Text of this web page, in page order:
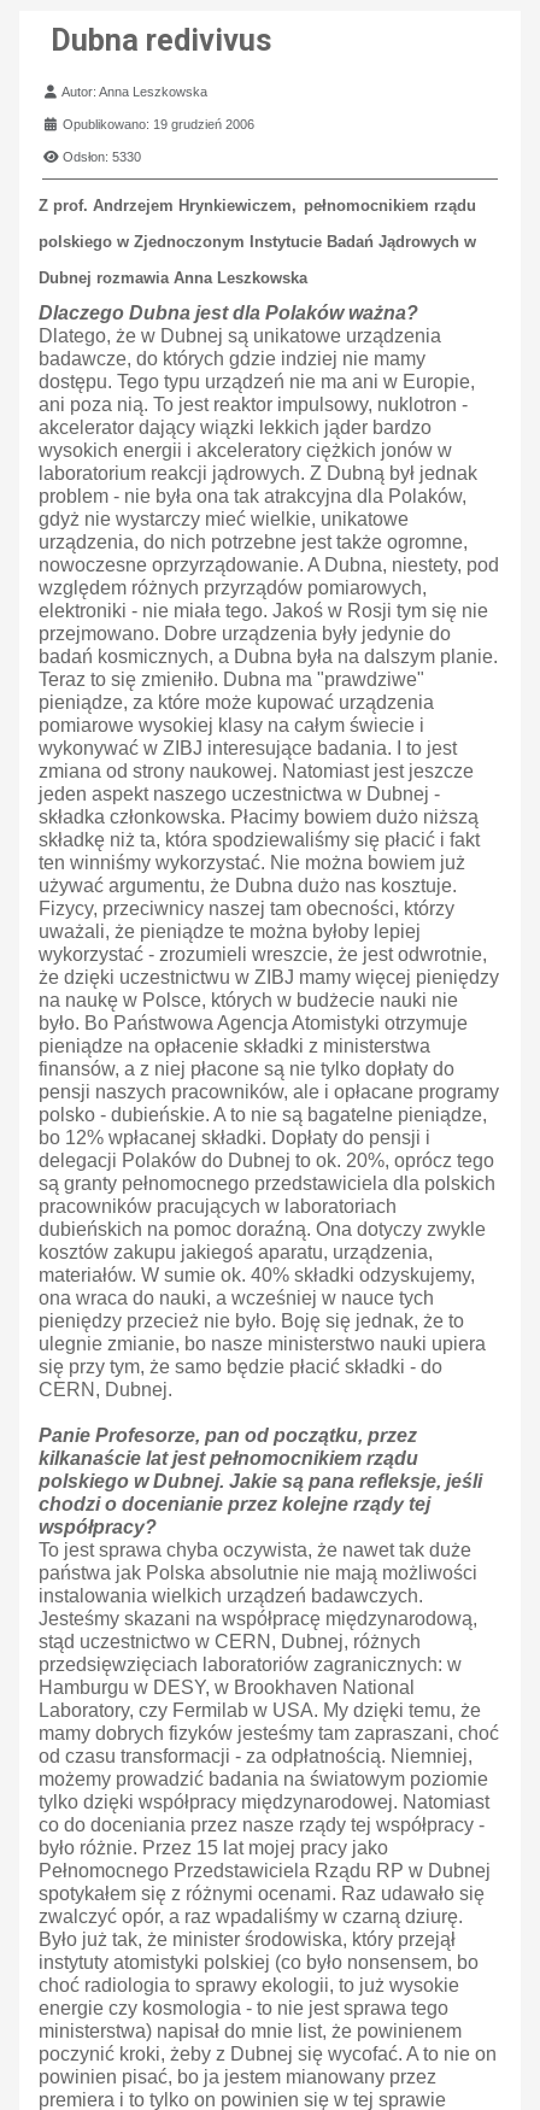
Dubna redivivus
Szczegóły
Autor:Anna Leszkowska
Opublikowano: 19 grudzień 2006
Odsłon: 5330
Z prof. Andrzejem Hrynkiewiczem, pełnomocnikiem rządu
polskiego w Zjednoczonym Instytucie Badań Jądrowych w
Dubnej rozmawia AnnaLeszkowska
Dlaczego Dubna jest dla Polaków ważna?
Dlatego, że w Dubnej są unikatowe urządzenia
badawcze, do których gdzie indziej nie mamy
dostępu. Tego typu urządzeń nie ma ani w Europie,
ani poza nią. To jest reaktor impulsowy, nuklotron -
akcelerator dający wiązki lekkich jąder bardzo
wysokich energii i akceleratory ciężkich jonów w
laboratorium reakcji jądrowych. Z Dubną był jednak
problem - nie była ona tak atrakcyjna dla Polaków,
gdyż nie wystarczy mieć wielkie, unikatowe
urządzenia, do nich potrzebne jest także ogromne,
nowoczesne oprzyrządowanie. A Dubna, niestety, pod
względem różnych przyrządów pomiarowych,
elektroniki - nie miała tego. Jakoś w Rosji tym się nie
przejmowano. Dobre urządzenia były jedynie do
badań kosmicznych, a Dubna była na dalszym planie.
Teraz to się zmieniło. Dubna ma "prawdziwe"
pieniądze, za które może kupować urządzenia
pomiarowe wysokiej klasy na całym świecie i
wykonywać w ZIBJ interesujące badania. I to jest
zmiana od strony naukowej. Natomiast jest jeszcze
jeden aspekt naszego uczestnictwa w Dubnej -
składka członkowska. Płacimy bowiem dużo niższą
składkę niż ta, która spodziewaliśmy się płacić i fakt
ten winniśmy wykorzystać. Nie można bowiem już
używać argumentu, że Dubna dużo nas kosztuje.
Fizycy, przeciwnicy naszej tam obecności, którzy
uważali, że pieniądze te można byłoby lepiej
wykorzystać - zrozumieli wreszcie, że jest odwrotnie,
że dzięki uczestnictwu w ZIBJ mamy więcej pieniędzy
na naukę w Polsce, których w budżecie nauki nie
było. Bo Państwowa Agencja Atomistyki otrzymuje
pieniądze na opłacenie składki z ministerstwa
finansów, a z niej płacone są nie tylko dopłaty do
pensji naszych pracowników, ale i opłacane programy
polsko - dubieńskie. A to nie są bagatelne pieniądze,
bo 12% wpłacanej składki. Dopłaty do pensji i
delegacji Polaków do Dubnej to ok. 20%, oprócz tego
są granty pełnomocnego przedstawiciela dla polskich
pracowników pracujących w laboratoriach
dubieńskich na pomoc doraźną. Ona dotyczy zwykle
kosztów zakupu jakiegoś aparatu, urządzenia,
materiałów. W sumie ok. 40% składki odzyskujemy,
ona wraca do nauki, a wcześniej w nauce tych
pieniędzy przecież nie było. Boję się jednak, że to
ulegnie zmianie, bo nasze ministerstwo nauki upiera
się przy tym, że samo będzie płacić składki - do
CERN, Dubnej.
Panie Profesorze, pan od początku, przez
kilkanaście lat jest pełnomocnikiem rządu
polskiego w Dubnej. Jakie są pana refleksje, jeśli
chodzi o docenianie przez kolejne rządy tej
współpracy?
To jest sprawa chyba oczywista, że nawet tak duże
państwa jak Polska absolutnie nie mają możliwości
instalowania wielkich urządzeń badawczych.
Jesteśmy skazani na współpracę międzynarodową,
stąd uczestnictwo w CERN, Dubnej, różnych
przedsięwzięciach laboratoriów zagranicznych: w
Hamburgu w DESY, w Brookhaven National
Laboratory, czy Fermilab w USA. My dzięki temu, że
mamy dobrych fizyków jesteśmy tam zapraszani, choć
od czasu transformacji - za odpłatnością. Niemniej,
możemy prowadzić badania na światowym poziomie
tylko dzięki współpracy międzynarodowej. Natomiast
co do doceniania przez nasze rządy tej współpracy -
było różnie. Przez 15 lat mojej pracy jako
Pełnomocnego Przedstawiciela Rządu RP w Dubnej
spotykałem się z różnymi ocenami. Raz udawało się
zwalczyć opór, a raz wpadaliśmy w czarną dziurę.
Było już tak, że minister środowiska, który przejął
instytuty atomistyki polskiej (co było nonsensem, bo
choć radiologia to sprawy ekologii, to już wysokie
energie czy kosmologia - to nie jest sprawa tego
ministerstwa) napisał do mnie list, że powinienem
poczynić kroki, żeby z Dubnej się wycofać. A to nie on
powinien pisać, bo ja jestem mianowany przez
premiera i to tylko on powinien się w tej sprawie